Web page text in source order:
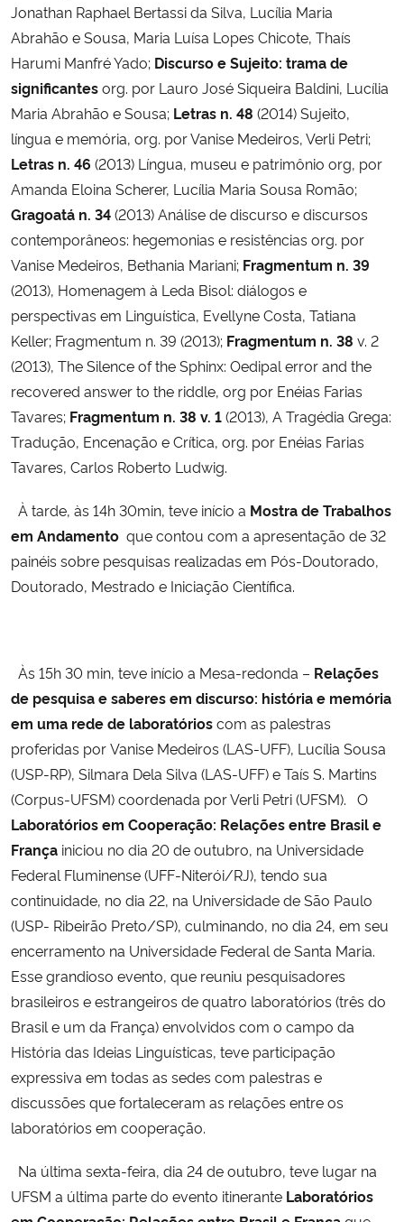
Jonathan Raphael Bertassi da Silva, Lucília Maria
Abrahão e Sousa, Maria Luísa Lopes Chicote, Thaís
Harumi Manfré Yado; Discurso e Sujeito: trama de
significantesorg. por Lauro José Siqueira Baldini, Lucília
Maria Abrahão e Sousa; Letras n. 48 (2014) Sujeito,
língua e memória, org. por Vanise Medeiros, Verli Petri;
Letras n. 46 (2013) Língua, museu e patrimônio org, por
Amanda Eloina Scherer, Lucília Maria Sousa Romão;
Gragoatá n. 34(2013) Análise de discurso e discursos
contemporâneos: hegemonias e resistências org. por
Vanise Medeiros, Bethania Mariani; Fragmentum n. 39
(2013), Homenagem à Leda Bisol: diálogos e
perspectivas em Linguística, Evellyne Costa, Tatiana
Keller; Fragmentum n. 39 (2013); Fragmentum n. 38 v. 2
(2013), The Silence of the Sphinx: Oedipal error and the
recovered answer to the riddle, org por Enéias Farias
Tavares; Fragmentum n. 38 v. 1(2013), A Tragédia Grega:
Tradução, Encenação e Crítica, org. por Enéias Farias
Tavares, Carlos Roberto Ludwig.
À tarde, às 14h 30min, teve início a Mostra de Trabalhos
em Andamento que contou com a apresentação de 32
painéis sobre pesquisas realizadas em Pós-Doutorado,
Doutorado, Mestrado e Iniciação Científica.
Às 15h 30 min, teve início a Mesa-redonda – Relações
de pesquisa e saberes em discurso: história e memória
em uma rede de laboratórioscom as palestras
proferidas porVanise Medeiros (LAS-UFF), Lucília Sousa
(USP-RP), Silmara Dela Silva (LAS-UFF) e Taís S. Martins
(Corpus-UFSM) coordenada por Verli Petri (UFSM). O
Laboratórios em Cooperação: Relações entre Brasil e
França iniciou no dia 20 de outubro, na Universidade
Federal Fluminense (UFF-Niterói/RJ), tendo sua
continuidade, no dia 22, na Universidade de São Paulo
(USP- Ribeirão Preto/SP), culminando, no dia 24, em seu
encerramento na Universidade Federal de Santa Maria.
Esse grandioso evento, que reuniu pesquisadores
brasileiros e estrangeiros de quatro laboratórios (três do
Brasil e um da França) envolvidos com o campo da
História das Ideias Linguísticas, teve participação
expressiva em todas as sedes com palestras e
discussões que fortaleceram as relações entre os
laboratórios em cooperação.
Na última sexta-feira, dia 24 de outubro, teve lugar na
UFSM a última parte do evento itinerante Laboratórios